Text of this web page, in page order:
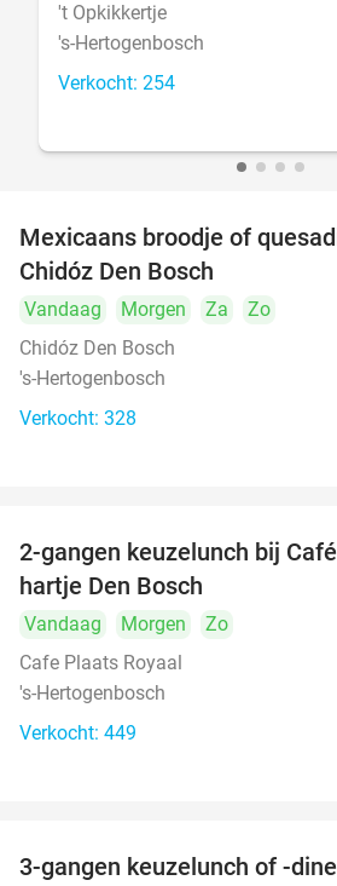
't Opkikkertje
's-Hertogenbosch
Verkocht: 254
Mexicaans broodje of
Chidóz Den Bosch
Vandaag Morgen Za
Zo
Chidóz Den Bosch
's-Hertogenbosch
Verkocht: 328
2-gangen keuzelunch bij
hartje Den Bosch
Vandaag Morgen
Zo
Cafe Plaats Royaal
's-Hertogenbosch
Verkocht: 449
3-gangen keuzelunch of -